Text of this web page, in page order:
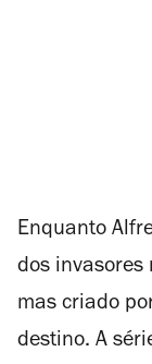
Enquanto
dos invasores
mas criado
destino. A